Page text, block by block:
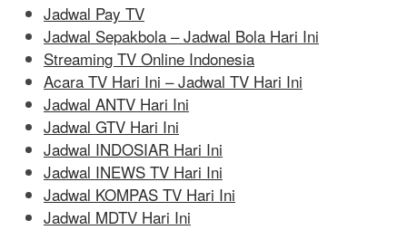
Jadwal Pay TV
Jadwal Sepakbola – Jadwal Bola Hari Ini
Streaming TV Online Indonesia
Acara TV Hari Ini – Jadwal TV Hari Ini
Jadwal ANTV Hari Ini
Jadwal GTV Hari Ini
Jadwal INDOSIAR Hari Ini
Jadwal INEWS TV Hari Ini
Jadwal KOMPAS TV Hari Ini
Jadwal MDTV Hari Ini